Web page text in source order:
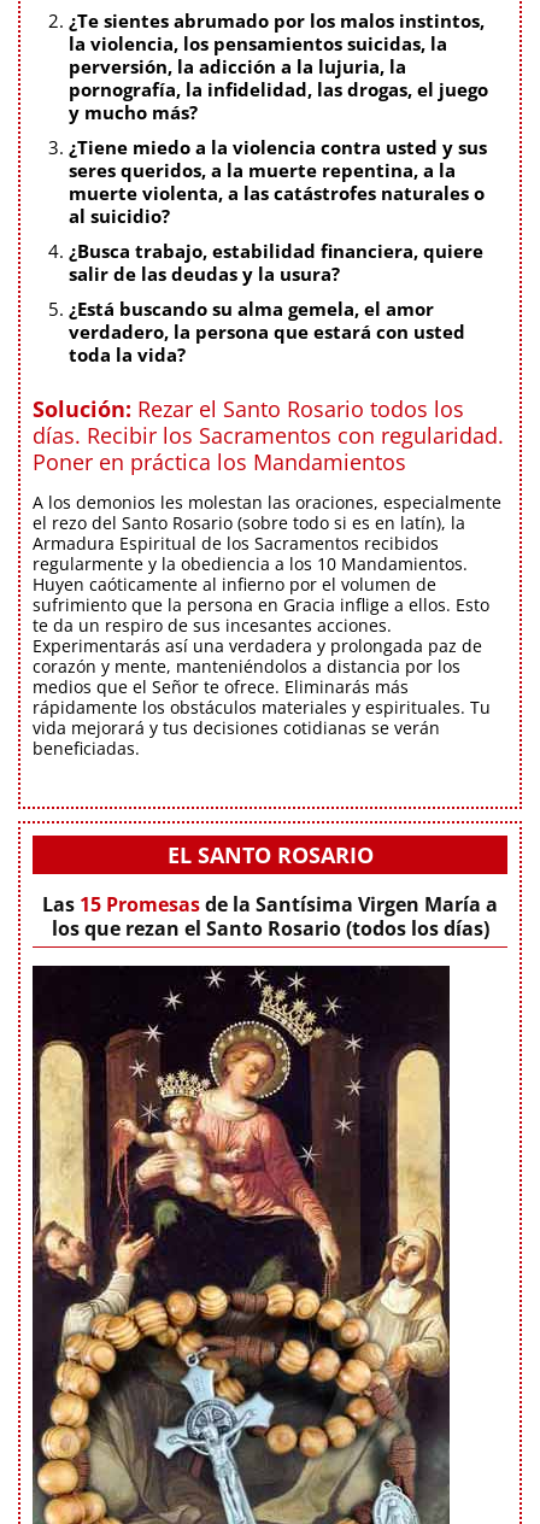
¿Te sientes abrumado por los malos instintos,
la violencia, los pensamientos suicidas, la
perversión, la adicción a la lujuria, la
pornografía, la infidelidad, las drogas, el juego
y mucho más?
¿Tiene miedo a la violencia contra usted y sus
seres queridos, a la muerte repentina, a la
muerte violenta, a las catástrofes naturales o
al suicidio?
¿Busca trabajo, estabilidad financiera, quiere
salir de las deudas y la usura?
¿Está buscando su alma gemela, el amor
verdadero, la persona que estará con usted
toda la vida?
Solución: Rezar el Santo Rosario todos los
días. Recibir los Sacramentos con regularidad.
Poner en práctica los Mandamientos
A los demonios les molestan las oraciones, especialmente
el rezo del Santo Rosario (sobre todo si es en latín), la
Armadura Espiritual de los Sacramentos recibidos
regularmente y la obediencia a los 10 Mandamientos.
Huyen caóticamente al infierno por el volumen de
sufrimiento que la persona en Gracia inflige a ellos. Esto
te da un respiro de sus incesantes acciones.
Experimentarás así una verdadera y prolongada paz de
corazón y mente, manteniéndolos a distancia por los
medios que el Señor te ofrece. Eliminarás más
rápidamente los obstáculos materiales y espirituales. Tu
vida mejorará y tus decisiones cotidianas se verán
beneficiadas.
EL SANTO ROSARIO
Las 15 Promesasde la Santísima Virgen María a
los que rezan el Santo Rosario (todos los días)